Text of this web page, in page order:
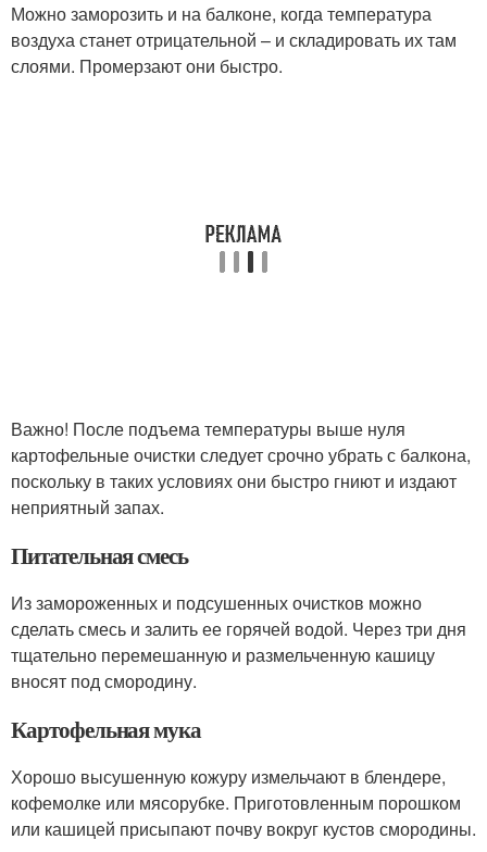
Можно заморозить и на балконе, когда температура
воздуха станет отрицательной – и складировать их там
слоями. Промерзают они быстро.
Важно! После подъема температуры выше нуля
картофельные очистки следует срочно убрать с балкона,
поскольку в таких условиях они быстро гниют и издают
неприятный запах.
Питательная смесь
Из замороженных и подсушенных очистков можно
сделать смесь и залить ее горячей водой. Через три дня
тщательно перемешанную и размельченную кашицу
вносят под смородину.
Картофельная мука
Хорошо высушенную кожуру измельчают в блендере,
кофемолке или мясорубке. Приготовленным порошком
или кашицей присыпают почву вокруг кустов смородины.